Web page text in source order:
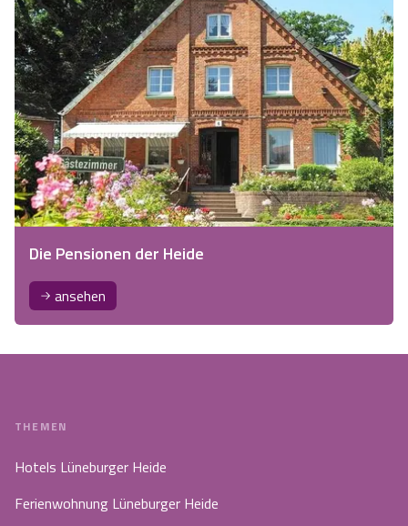
Die Pensionen der Heide
ansehen
THEMEN
Hotels Lüneburger Heide
Ferienwohnung Lüneburger Heide